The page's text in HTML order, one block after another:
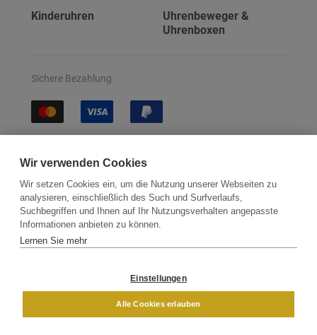
Kinderuhren
Uhrenbeweger &
Uhrenboxen
Sichere Bezahlung
Kontakt Newsletter Partner
Versand
DAMEN
Wir verwenden Cookies
Wir setzen Cookies ein, um die Nutzung unserer Webseiten zu
analysieren, einschließlich des Such und Surfverlaufs,
Suchbegriffen und Ihnen auf Ihr Nutzungsverhalten angepasste
Informationen anbieten zu können.
Lernen Sie mehr
Einstellungen
Alle Cookies erlauben